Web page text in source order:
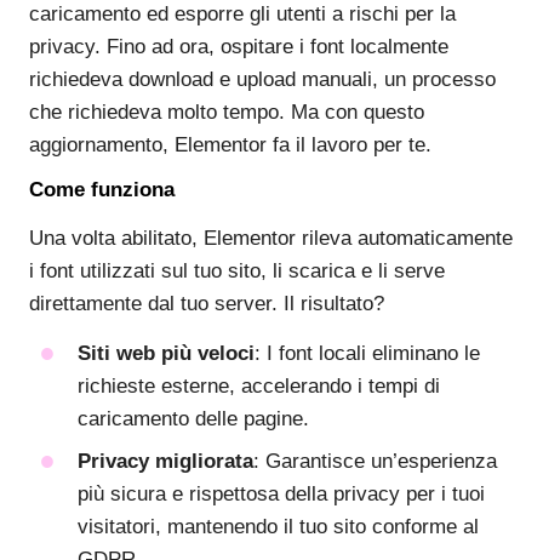
caricamento ed esporre gli utenti a rischi per la
privacy. Fino ad ora, ospitare i font localmente
richiedeva download e upload manuali, un processo
che richiedeva molto tempo. Ma con questo
aggiornamento, Elementor fa il lavoro per te.
Come funziona
Una volta abilitato, Elementor rileva automaticamente
i font utilizzati sul tuo sito, li scarica e li serve
direttamente dal tuo server. Il risultato?
Siti web più veloci: I font locali eliminano le
richieste esterne, accelerando i tempi di
caricamento delle pagine.
Privacy migliorata: Garantisce un’esperienza
più sicura e rispettosa della privacy per i tuoi
visitatori, mantenendo il tuo sito conforme al